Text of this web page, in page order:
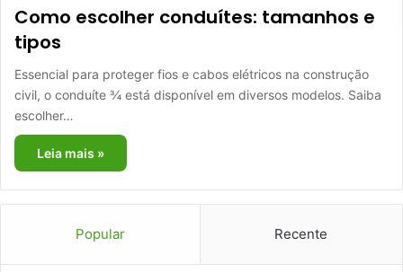
Como escolher conduítes: tamanhos e
tipos
Essencial para proteger fios e cabos elétricos na construção
civil, o conduíte ¾ está disponível em diversos modelos. Saiba
escolher…
Leia mais »
Popular Recente